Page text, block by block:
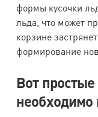
формы кусочки
льда, что может
корзине
формирование
Вот